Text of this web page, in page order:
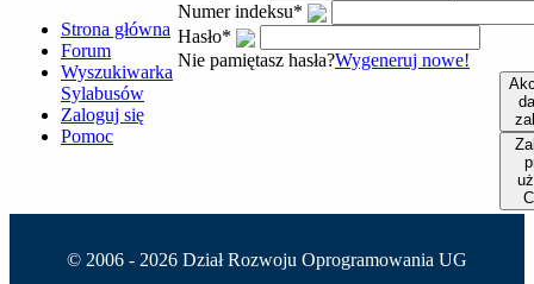
Strona główna
Forum
Wyszukiwarka
Sylabusów
Zaloguj się
Pomoc
Numer indeksu*
Hasło*
Nie pamiętasz hasła?Wygeneruj nowe!
© 2006 - 2026 Dział Rozwoju Oprogramowania UG